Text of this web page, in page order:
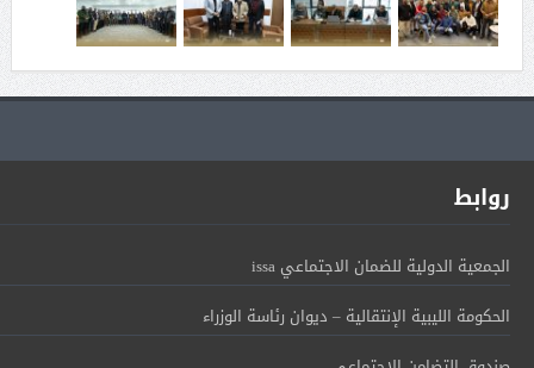
روابط
الجمعية الدولية للضمان الاجتماعي issa
الحكومة الليبية الإنتقالية – ديوان رئاسة الوزراء